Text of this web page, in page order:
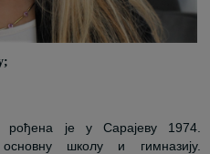
рођена је у Сарајеву 1974.
школу и гимназију.